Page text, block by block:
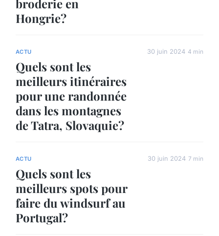
broderie en
Hongrie?
ACTU
Quels sont les
meilleurs itinéraires
pour une randonnée
dans les montagnes
de Tatra, Slovaquie?
30 juin 2024 4 min
ACTU
Quels sont les
meilleurs spots pour
faire du windsurf au
Portugal?
30 juin 2024 7 min